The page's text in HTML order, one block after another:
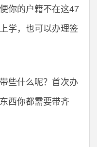
你的户籍不在这47
学，也可以办理签
些什么呢？首次办
西你都需要带齐